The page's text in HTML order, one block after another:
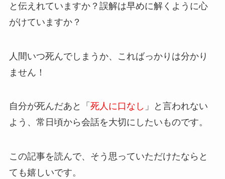
と伝えれていますか？誤解は早めに解くように心
がけていますか？
人間いつ死んでしまうか、こればっかりは分かり
ません！
自分が死んだあと「 死人に口なし 」と言われない
よう、 常日頃から会話を大切に したいものです。
この記事を読んで、そう思っていただけたならと
ても嬉しいです。